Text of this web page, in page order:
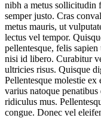
nibh a metus sollicitudin
semper justo. Cras
metus mauris, ut
lectus vel tempor.
pellentesque, felis
nisi id libero. Curabitur
ultricies risus. Quisque
Pellentesque molestie
varius natoque
ridiculus mus.
congue. Donec vel